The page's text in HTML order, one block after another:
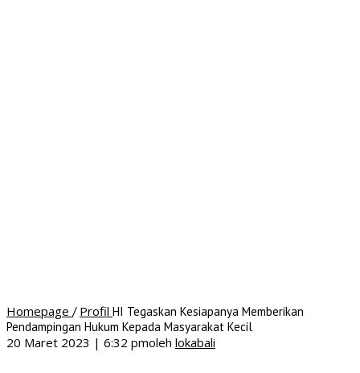
Homepage / Profil HI Tegaskan Kesiapanya Memberikan
Pendampingan Hukum Kepada Masyarakat Kecil
20 Maret 2023 | 6:32 pmoleh lokabali